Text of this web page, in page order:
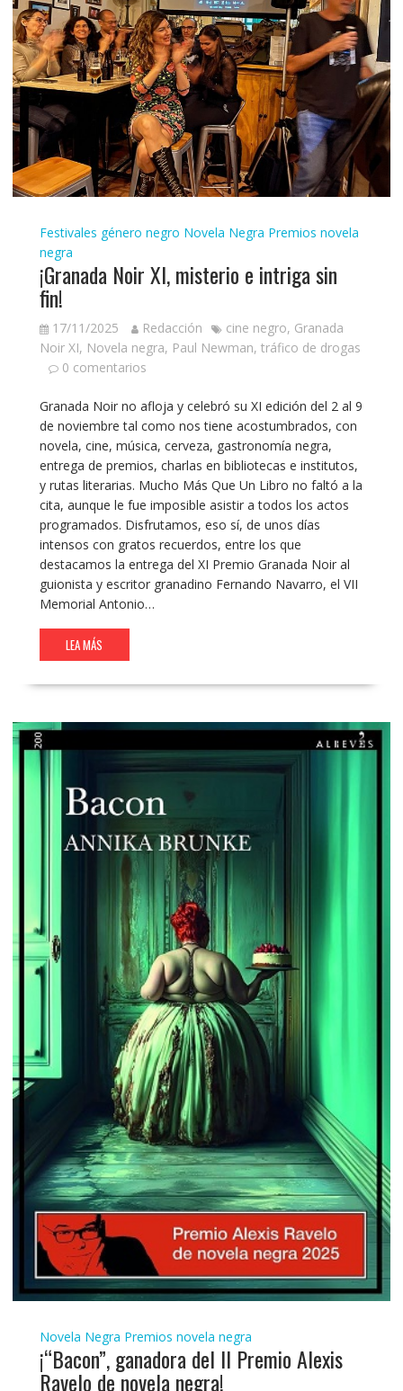
Festivales género negro Novela Negra Premios novela
negra
¡Granada Noir XI, misterio e intriga sin
fin!
17/11/2025 Redacción cine negro, Granada
Noir XI, Novela negra, Paul Newman, tráfico de drogas
0 comentarios
Granada Noir no afloja y celebró su XI edición del 2 al 9
de noviembre tal como nos tiene acostumbrados, con
novela, cine, música, cerveza, gastronomía negra,
entrega de premios, charlas en bibliotecas e institutos,
y rutas literarias. Mucho Más Que Un Libro no faltó a la
cita, aunque le fue imposible asistir a todos los actos
programados. Disfrutamos, eso sí, de unos días
intensos con gratos recuerdos, entre los que
destacamos la entrega del XI Premio Granada Noir al
guionista y escritor granadino Fernando Navarro, el VII
Memorial Antonio…
LEA MÁS
Novela Negra Premios novela negra
¡“Bacon”, ganadora del II Premio Alexis
Ravelo de novela negra!